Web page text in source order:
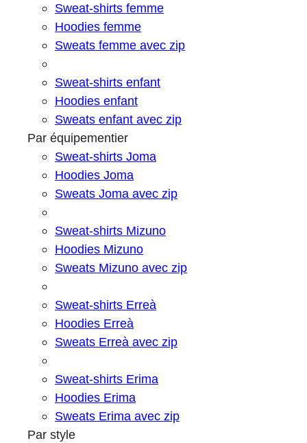
Sweat-shirts femme
Hoodies femme
Sweats femme avec zip
Sweat-shirts enfant
Hoodies enfant
Sweats enfant avec zip
Par équipementier
Sweat-shirts Joma
Hoodies Joma
Sweats Joma avec zip
Sweat-shirts Mizuno
Hoodies Mizuno
Sweats Mizuno avec zip
Sweat-shirts Erreà
Hoodies Erreà
Sweats Erreà avec zip
Sweat-shirts Erima
Hoodies Erima
Sweats Erima avec zip
Par style